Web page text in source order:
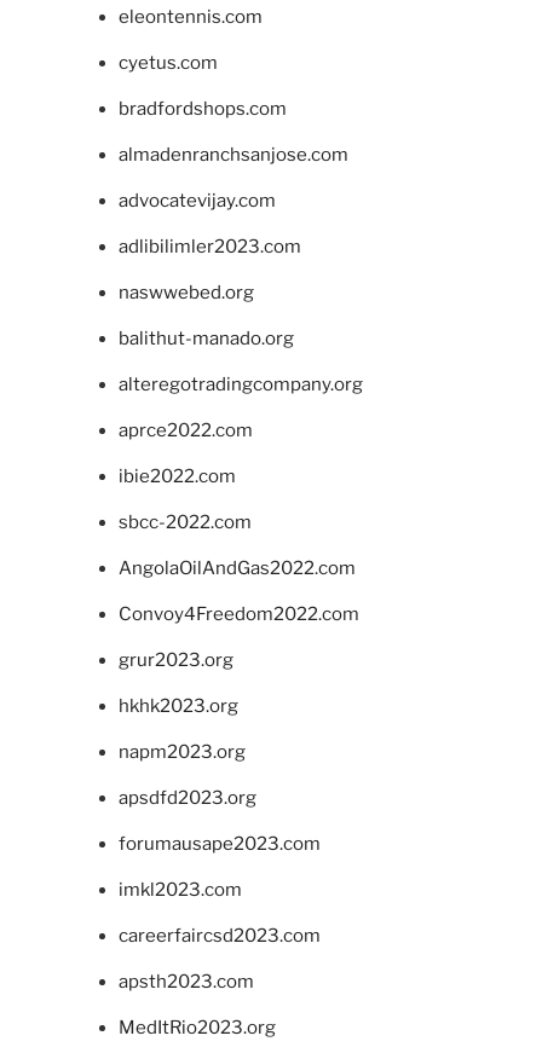
eleontennis.com
cyetus.com
bradfordshops.com
almadenranchsanjose.com
advocatevijay.com
adlibilimler2023.com
naswwebed.org
balithut-manado.org
alteregotradingcompany.org
aprce2022.com
ibie2022.com
sbcc-2022.com
AngolaOilAndGas2022.com
Convoy4Freedom2022.com
grur2023.org
hkhk2023.org
napm2023.org
apsdfd2023.org
forumausape2023.com
imkl2023.com
careerfaircsd2023.com
apsth2023.com
MedItRio2023.org